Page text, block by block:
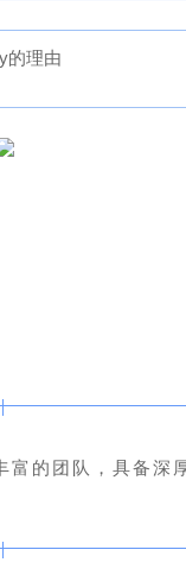
的理由
富的团队，具备深